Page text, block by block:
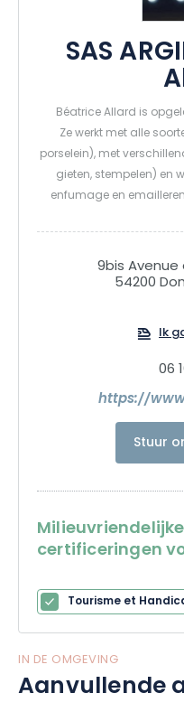
SAS
Béatrice Allard is
Ze werkt met alle
porselein), met
gieten, stempelen) en
enfumage en
meeste van haar
haar atelier. Haar passie
en ze geeft lessen,
haar grote atelier/
9bis Avenue
54200
Ik
06
https://
Stuur
certificeringen
Tourisme et
IN DE OMGEVING
Aanvullende